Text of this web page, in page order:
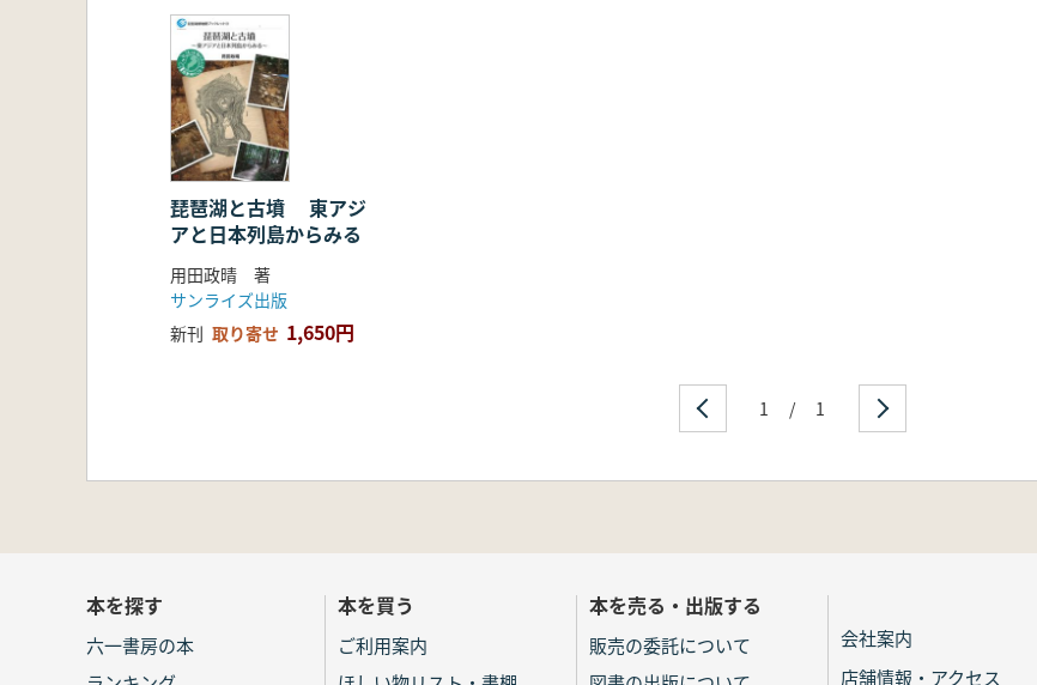
琵琶湖と古墳 東アジ
アと日本列島からみる
用田政晴 著
サンライズ出版
新刊 取り寄せ 1,650円
1 / 1
本を探す
六一書房の本
本を買う
ご利用案内
本を売る・出版する
販売の委託について
会社案内
店舗情報・アクセス